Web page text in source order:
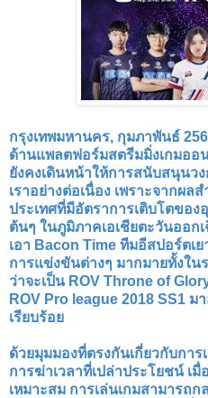
กรุงเทพมหานคร, กุมภาพันธ์
ด้านแพลตฟอร์มสตรีมมิ่งเกมออ
ยังคงเดินหน้าให้การสนับสนุนว
เราอย่างต่อเนื่อง เพราะจากผล
ประเทศที่มีอัตราการเติบโตขอ
ต้นๆ ในภูมิภาคเอเชียตะวันออก
เอา Bacon Time ทีมอีสปอร์ตเ
การแข่งขันต่างๆ มากมายทั้งใน
ว่าจะเป็น ROV Throne of
ROV Pro league 2018 SS1 ม
เรียบร้อย
ด้วยมุมมองที่ตรงกันเกี่ยวกับการ
การฆ่าเวลาที่เปล่าประโยชน์ เ
เหมาะสม การเล่นเกมสามารถ